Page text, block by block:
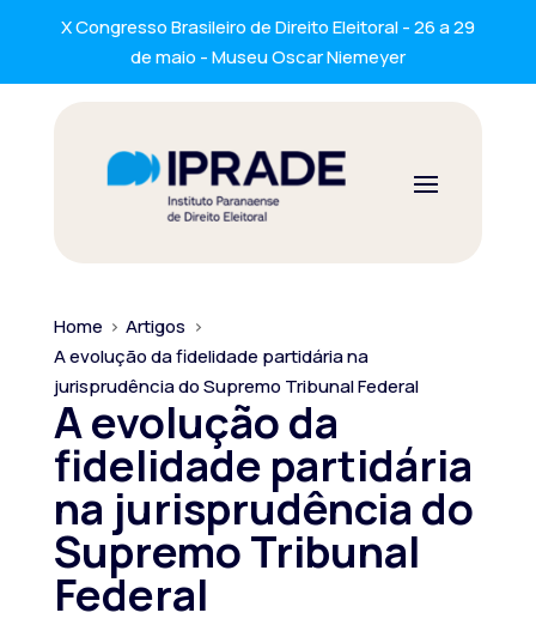
X Congresso Brasileiro de Direito Eleitoral - 26 a 29
de maio - Museu Oscar Niemeyer
Home > Artigos >
A evolução da fidelidade partidária na
jurisprudência do Supremo Tribunal Federal
A evolução da
fidelidade partidária
na jurisprudência do
Supremo Tribunal
Federal